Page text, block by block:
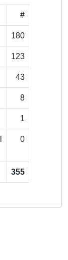
#
180
123
43
8
1
0
355